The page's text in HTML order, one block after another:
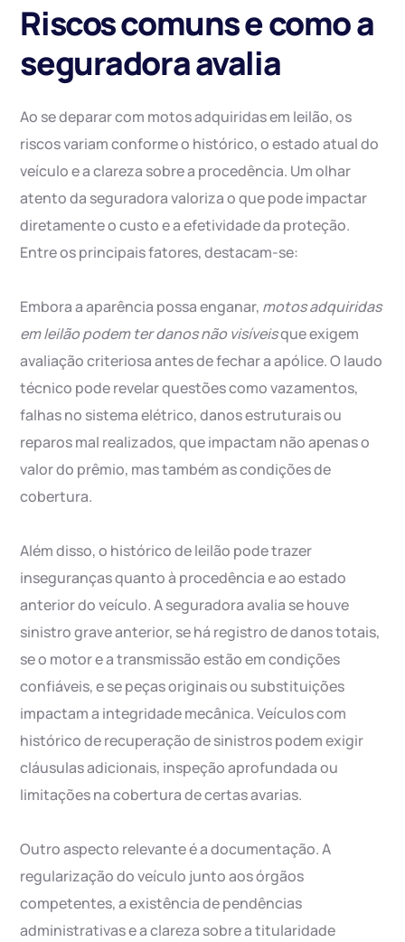
Riscos comuns e como a
seguradora avalia
Ao se deparar com motos adquiridas em leilão, os
riscos variam conforme o histórico, o estado atual do
veículo e a clareza sobre a procedência. Um olhar
atento da seguradora valoriza o que pode impactar
diretamente o custo e a efetividade da proteção.
Entre os principais fatores, destacam-se:
Embora a aparência possa enganar, motos adquiridas
em leilão podem ter danos não visíveisque exigem
avaliação criteriosa antes de fechar a apólice. O laudo
técnico pode revelar questões como vazamentos,
falhas no sistema elétrico, danos estruturais ou
reparos mal realizados, que impactam não apenas o
valor do prêmio, mas também as condições de
cobertura.
Além disso, o histórico de leilão pode trazer
inseguranças quanto à procedência e ao estado
anterior do veículo. A seguradora avalia se houve
sinistro grave anterior, se há registro de danos totais,
se o motor e a transmissão estão em condições
confiáveis, e se peças originais ou substituições
impactam a integridade mecânica. Veículos com
histórico de recuperação de sinistros podem exigir
cláusulas adicionais, inspeção aprofundada ou
limitações na cobertura de certas avarias.
Outro aspecto relevante é a documentação. A
regularização do veículo junto aos órgãos
competentes, a existência de pendências
administrativas e a clareza sobre a titularidade